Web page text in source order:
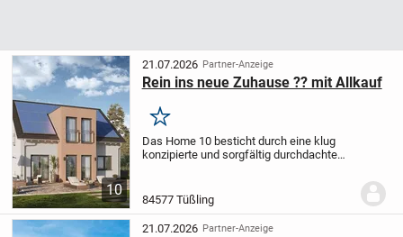
10
21.07.2026 Partner-Anzeige
Rein ins neue Zuhause ?? mit Allkauf
Merken
Das Home 10 besticht durch eine klug
konzipierte und sorgfältig durchdachte
bietet. Beim Betreten dieses Hauses...
84577 Tüßling
21.07.2026 Partner-Anzeige